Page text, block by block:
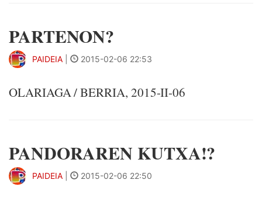
PARTENON?
PAIDEIA 2015-02-06 22:53
OLARIAGA / BERRIA, 2015-II-06
PANDORAREN KUTXA!?
PAIDEIA 2015-02-06 22:50